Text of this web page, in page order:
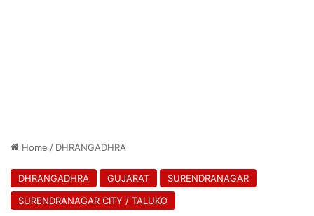
Home / DHRANGADHRA
DHRANGADHRA GUJARAT
SURENDRANAGAR
SURENDRANAGAR CITY / TALUKO